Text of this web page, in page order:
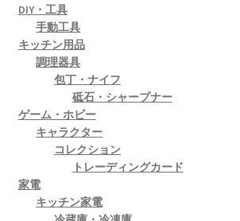
DIY・工具
手動工具
キッチン用品
調理器具
包丁・ナイフ
砥石・シャープナー
ゲーム・ホビー
キャラクター
コレクション
トレーディングカード
家電
キッチン家電